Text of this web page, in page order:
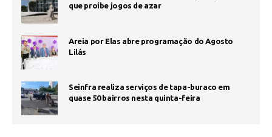
que proíbe jogos de azar
Areia por Elas abre programação do Agosto
Lilás
Seinfra realiza serviços de tapa-buraco em
quase 50 bairros nesta quinta-feira